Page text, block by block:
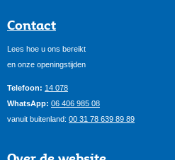
Contact
Lees hoe u ons bereikt
en onze openingstijden
Telefoon: 14 078
WhatsApp: 06 406 985 08
vanuit buitenland: 00 31 78 639 89 89